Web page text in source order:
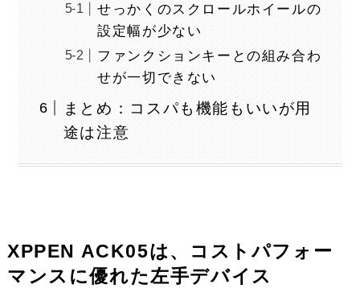
せっかくのスクロールホイールの
設定幅が少ない
ファンクションキーとの組み合わ
せが一切できない
まとめ：コスパも機能もいいが用
途は注意
XPPEN ACK05は、コストパフォー
マンスに優れた左手デバイス